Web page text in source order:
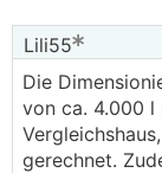
Lili55
Die
von ca. 4.000 l
gerechnet.